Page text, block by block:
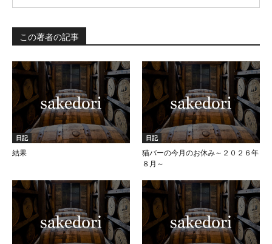
この著者の記事
日記
結果
日記
猫バーの今月のお休み～２０２６年
８月～